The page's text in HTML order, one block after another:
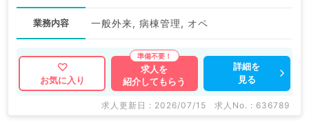
業務内容 一般外来, 病棟管理, オペ
お気に入り
求人を
紹介してもらう
詳細を
見る
求人更新日 : 2026/07/15 求人No. : 636789